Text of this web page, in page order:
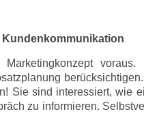
voraus.
Sie sind interessiert, wie
zu informieren.